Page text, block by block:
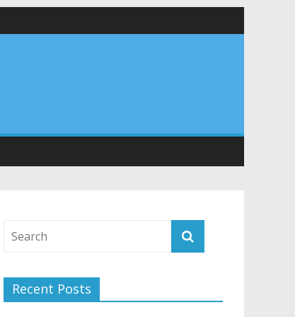
शीघ्र खोला जाए, लोगों को न हो दिक्कत
Recent Posts